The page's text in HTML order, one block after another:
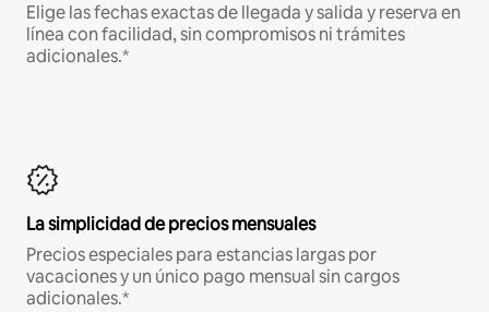
Elige las fechas exactas de llegada y salida y reserva en
línea con facilidad, sin compromisos ni trámites
adicionales.*
La simplicidad de precios mensuales
Precios especiales para estancias largas por
vacaciones y un único pago mensual sin cargos
adicionales.*